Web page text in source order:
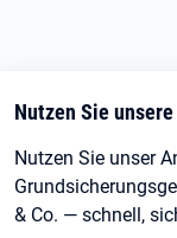
Nutzen Sie
Nutzen Sie unser
& Co. — schnell,